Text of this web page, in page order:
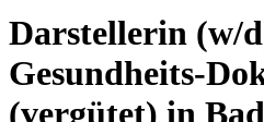
Darstellerin (w/
Gesundheits-
(vergütet) in